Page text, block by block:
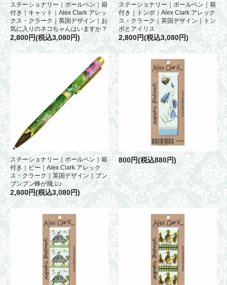
ステーショナリー｜ボールペン｜箱
付き｜キャット｜Alex Clark アレッ
クス・クラーク｜英国デザイン｜お
気に入りのネコちゃんはいますか？
2,800円(税込3,080円)
ステーショナリー｜ボールペン｜箱
付き｜トンボ｜Alex Clark アレック
ス・クラーク｜英国デザイン｜トン
ボとアイリス
2,800円(税込3,080円)
ステーショナリー｜ボールペン｜箱
付き｜ビー｜Alex Clark アレック
ス・クラーク｜英国デザイン｜ブン
ブンブン蜂が飛ぶ♪
2,800円(税込3,080円)
800円(税込880円)